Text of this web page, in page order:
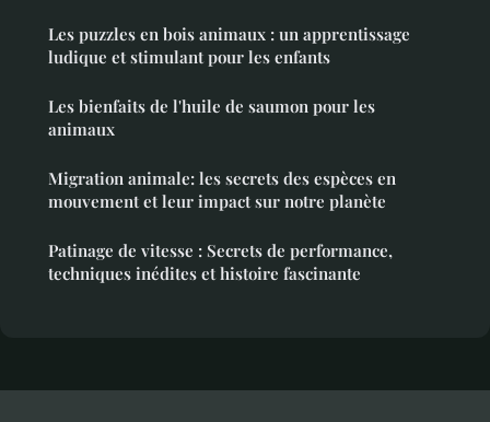
Les puzzles en bois animaux : un apprentissage
ludique et stimulant pour les enfants
Les bienfaits de l'huile de saumon pour les
animaux
Migration animale: les secrets des espèces en
mouvement et leur impact sur notre planète
Patinage de vitesse : Secrets de performance,
techniques inédites et histoire fascinante